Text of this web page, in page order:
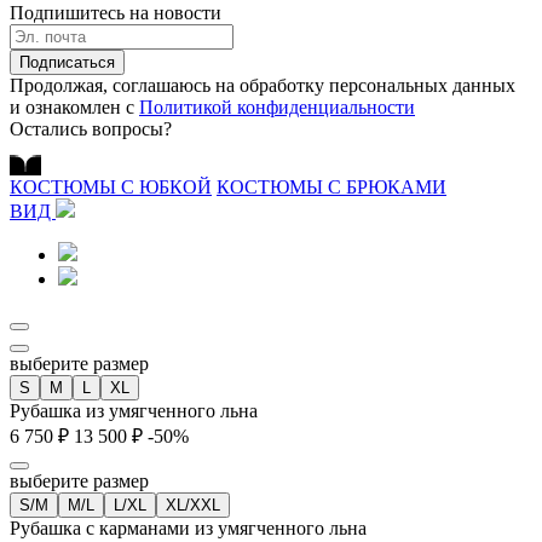
Подпишитесь на новости
Подписаться
Продолжая, соглашаюсь на обработку персональных данных
и ознакомлен с Политикой конфиденциальности
Остались вопросы?
КОСТЮМЫ С ЮБКОЙ КОСТЮМЫ С БРЮКАМИ
ВИД
выберите размер
S M L XL
Рубашка из умягченного льна
6 750 ₽ 13 500 ₽ -50%
выберите размер
S/M M/L L/XL XL/XXL
Рубашка с карманами из умягченного льна